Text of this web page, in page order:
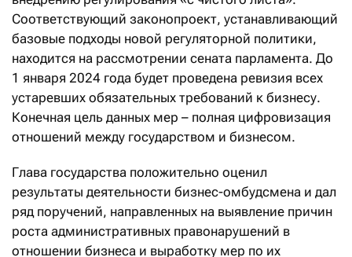
Соответствующий законопроект, устанавливающий
базовые подходы новой регуляторной политики,
находится на рассмотрении сената парламента. До
1 января 2024 года будет проведена ревизия всех
устаревших обязательных требований к бизнесу.
Конечная цель данных мер – полная цифровизация
отношений между государством и бизнесом.
Глава государства положительно оценил
результаты деятельности бизнес-омбудсмена и дал
ряд поручений, направленных на выявление причин
роста административных правонарушений в
отношении бизнеса и выработку мер по их